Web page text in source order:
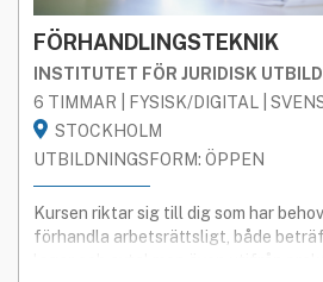
FÖRHANDLINGSTEKNIK
INSTITUTET FÖR JURIDISK
6 TIMMAR | FYSISK/DIGITAL |
STOCKHOLM
UTBILDNINGSFORM: ÖPPEN
Kursen riktar sig till dig som har
förhandla arbetsrättsligt, både